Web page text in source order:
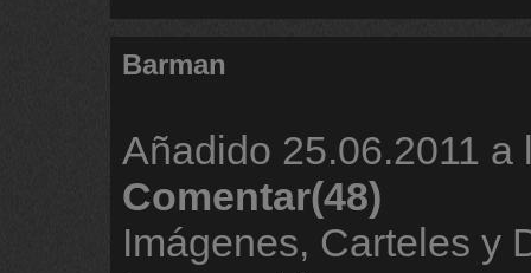
Barman
Añadido 25.06.2011 a
Comentar(48)
Imágenes, Carteles y